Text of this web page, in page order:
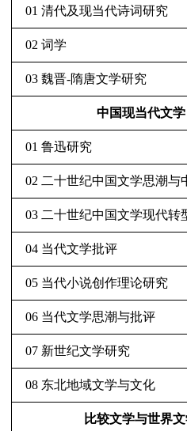
01 清代及现当代诗词研究
02 词学
03 魏晋-隋唐文学研究
中国现当代文学
01 鲁迅研究
02 二十世纪中国文学思潮与
03 二十世纪中国文学现代转
04 当代文学批评
05 当代小说创作理论研究
06 当代文学思潮与批评
07 新世纪文学研究
08 东北地域文学与文化
比较文学与世界